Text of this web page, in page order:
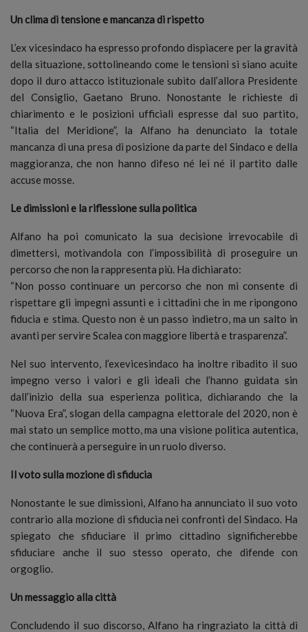
Un clima di tensione e mancanza di rispetto
L’ex vicesindaco ha espresso profondo dispiacere per la gravità
della situazione, sottolineando come le tensioni si siano acuite
dopo il duro attacco istituzionale subito dall’allora Presidente
del Consiglio, Gaetano Bruno. Nonostante le richieste di
chiarimento e le posizioni ufficiali espresse dal suo partito,
“Italia del Meridione”, la Alfano ha denunciato la totale
mancanza di una presa di posizione da parte del Sindaco e della
maggioranza, che non hanno difeso né lei né il partito dalle
accuse mosse.
Le dimissioni e la riflessione sulla politica
Alfano ha poi comunicato la sua decisione irrevocabile di
dimettersi, motivandola con l’impossibilità di proseguire un
percorso che non la rappresenta più. Ha dichiarato:
“Non posso continuare un percorso che non mi consente di
rispettare gli impegni assunti e i cittadini che in me ripongono
fiducia e stima. Questo non è un passo indietro, ma un salto in
avanti per servire Scalea con maggiore libertà e trasparenza”.
Nel suo intervento, l’exevicesindaco ha inoltre ribadito il suo
impegno verso i valori e gli ideali che l’hanno guidata sin
dall’inizio della sua esperienza politica, dichiarando che la
“Nuova Era”, slogan della campagna elettorale del 2020, non è
mai stato un semplice motto, ma una visione politica autentica,
che continuerà a perseguire in un ruolo diverso.
Il voto sulla mozione di sfiducia
Nonostante le sue dimissioni, Alfano ha annunciato il suo voto
contrario alla mozione di sfiducia nei confronti del Sindaco. Ha
spiegato che sfiduciare il primo cittadino significherebbe
sfiduciare anche il suo stesso operato, che difende con
orgoglio.
Un messaggio alla città
Concludendo il suo discorso, Alfano ha ringraziato la città di